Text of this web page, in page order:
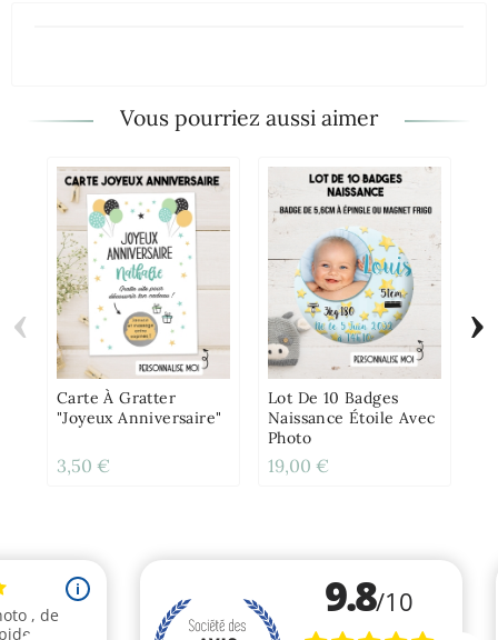
Vous pourriez aussi aimer
Carte À Gratter
"Joyeux Anniversaire"
3,50 €
Lot De 10 Badges
Naissance Étoile Avec
Photo
19,00 €
6
‹ ›